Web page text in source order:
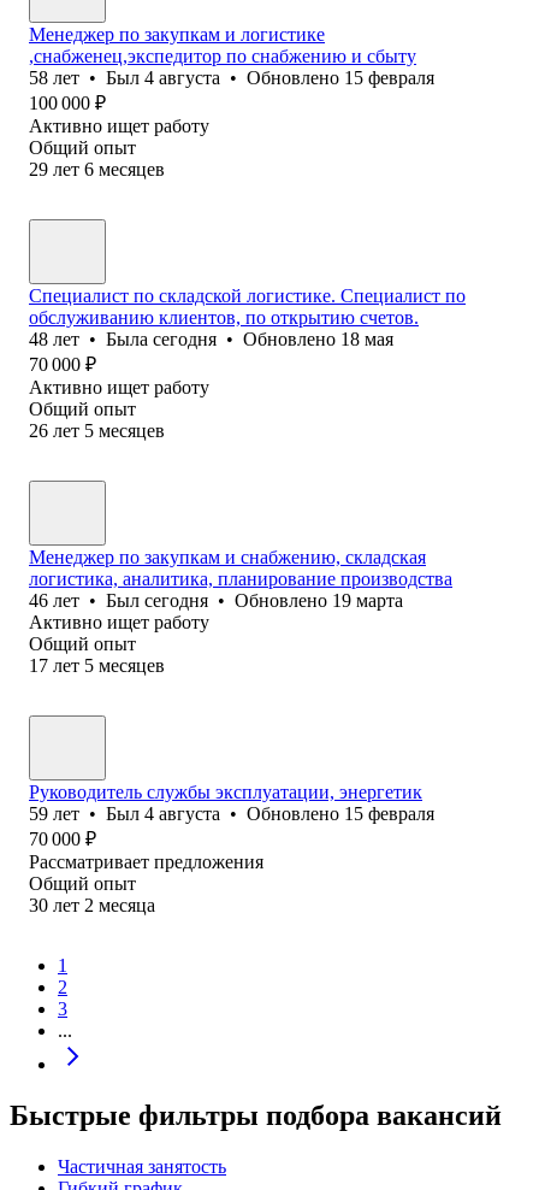
Менеджер по закупкам и логистике
,снабженец,экспедитор по снабжению и сбыту
58 лет • Был 4 августа • Обновлено 15 февраля
100 000 ₽
Активно ищет работу
Общий опыт
29 лет 6 месяцев
Специалист по складской логистике. Специалист по
обслуживанию клиентов, по открытию счетов.
48 лет • Была сегодня • Обновлено 18 мая
70 000 ₽
Активно ищет работу
Общий опыт
26 лет 5 месяцев
Менеджер по закупкам и снабжению, складская
логистика, аналитика, планирование производства
46 лет • Был сегодня • Обновлено 19 марта
Активно ищет работу
Общий опыт
17 лет 5 месяцев
Руководитель службы эксплуатации, энергетик
59 лет • Был 4 августа • Обновлено 15 февраля
70 000 ₽
Рассматривает предложения
Общий опыт
30 лет 2 месяца
1
2
3
...
Быстрые фильтры подбора вакансий
Частичная занятость